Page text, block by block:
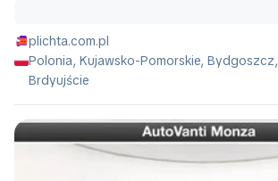
plichta.com.pl
Polonia, Kujawsko-Pomorskie, Bydgoszcz,
Brdyujście